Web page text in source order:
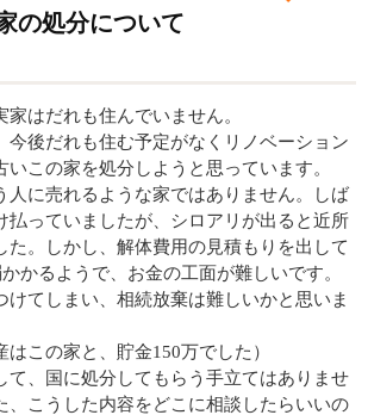
の処分について
はだれも住んでいません。
今後だれも住む予定がなくリノベーション
この家を処分しようと思っています。
人に売れるような家ではありません。しば
払っていましたが、シロアリが出ると近所
た。しかし、解体費用の見積もりを出して
かるようで、お金の工面が難しいです。
けてしまい、相続放棄は難しいかと思いま
はこの家と、貯金150万でした）
て、国に処分してもらう手立てはありませ
、こうした内容をどこに相談したらいいの